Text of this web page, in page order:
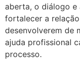
aberta, o diálogo e
fortalecer a
desenvolverem de
ajuda profissional
processo.